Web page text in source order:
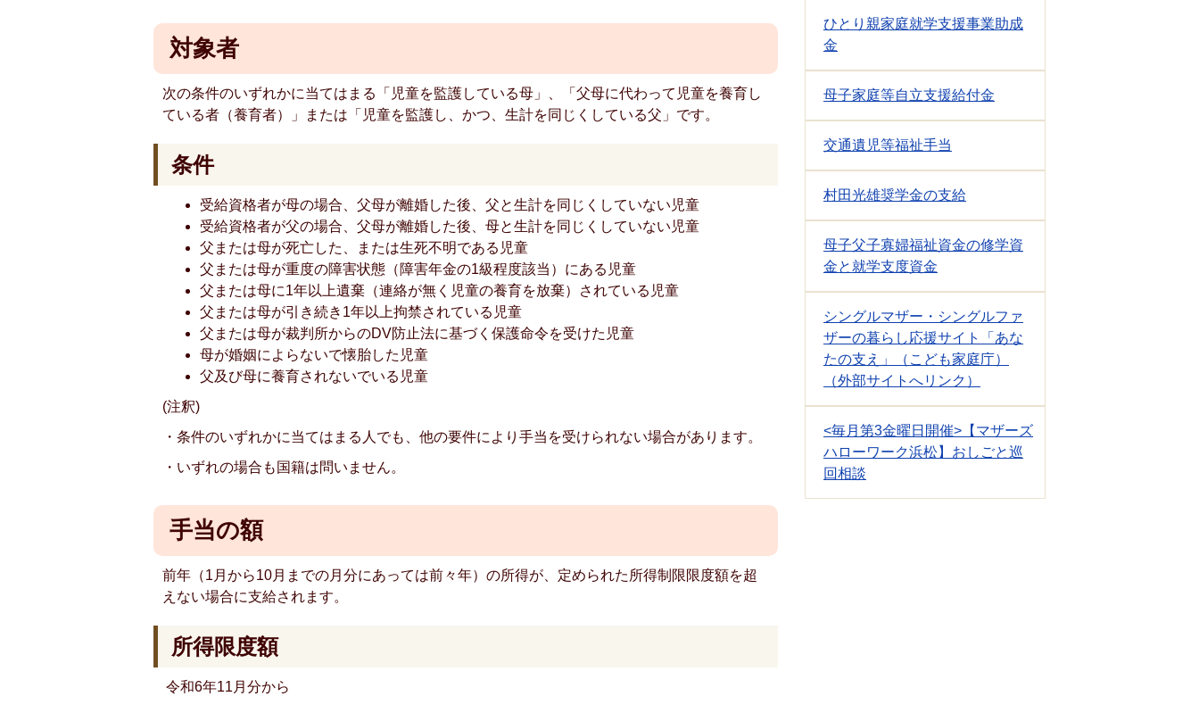
対象者
次の条件のいずれかに当てはまる「児童を監護している母」、「父母に代わって児童を養育し
ている者（養育者）」または「児童を監護し、かつ、生計を同じくしている父」です。
条件
受給資格者が母の場合、父母が離婚した後、父と生計を同じくしていない児童
受給資格者が父の場合、父母が離婚した後、母と生計を同じくしていない児童
父または母が死亡した、または生死不明である児童
父または母が重度の障害状態（障害年金の1級程度該当）にある児童
父または母に1年以上遺棄（連絡が無く児童の養育を放棄）されている児童
父または母が引き続き1年以上拘禁されている児童
父または母が裁判所からのDV防止法に基づく保護命令を受けた児童
母が婚姻によらないで懐胎した児童
父及び母に養育されないでいる児童
(注釈)
・条件のいずれかに当てはまる人でも、他の要件により手当を受けられない場合があります。
・いずれの場合も国籍は問いません。
手当の額
前年（1月から10月までの月分にあっては前々年）の所得が、定められた所得制限限度額を超
えない場合に支給されます。
所得限度額
令和6年11月分から
ひとり親家庭就学支援事業助成
金
母子家庭等自立支援給付金
交通遺児等福祉手当
村田光雄奨学金の支給
母子父子寡婦福祉資金の修学資
金と就学支度資金
シングルマザー・シングルファ
ザーの暮らし応援サイト「あな
たの支え」（こども家庭庁）
（外部サイトへリンク）
<毎月第3金曜日開催>【マザーズ
ハローワーク浜松】おしごと巡
回相談